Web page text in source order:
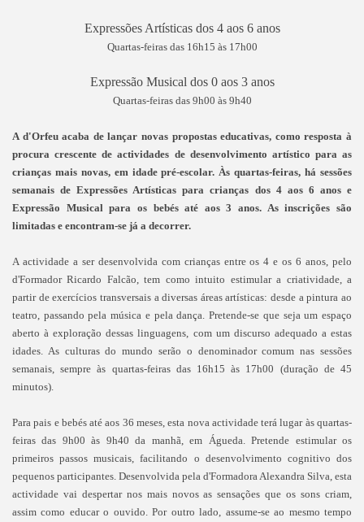
Expressões Artísticas dos 4 aos 6 anos
Quartas-feiras das 16h15 às 17h00
Expressão Musical dos 0 aos 3 anos
Quartas-feiras das 9h00 às 9h40
A d'Orfeu acaba de lançar novas propostas educativas, como resposta à
procura crescente de actividades de desenvolvimento artístico para as
crianças mais novas, em idade pré-escolar. Às quartas-feiras, há sessões
semanais de Expressões Artísticas para crianças dos 4 aos 6 anos e
Expressão Musical para os bebés até aos 3 anos. As inscrições são
limitadas e encontram-se já a decorrer.
A actividade a ser desenvolvida com crianças entre os 4 e os 6 anos, pelo
d'Formador Ricardo Falcão, tem como intuito estimular a criatividade, a
partir de exercícios transversais a diversas áreas artísticas: desde a pintura ao
teatro, passando pela música e pela dança. Pretende-se que seja um espaço
aberto à exploração dessas linguagens, com um discurso adequado a estas
idades. As culturas do mundo serão o denominador comum nas sessões
semanais, sempre às quartas-feiras das 16h15 às 17h00 (duração de 45
minutos).
Para pais e bebés até aos 36 meses, esta nova actividade terá lugar às quartas-
feiras das 9h00 às 9h40 da manhã, em Águeda. Pretende estimular os
primeiros passos musicais, facilitando o desenvolvimento cognitivo dos
pequenos participantes. Desenvolvida pela d'Formadora Alexandra Silva, esta
actividade vai despertar nos mais novos as sensações que os sons criam,
assim como educar o ouvido. Por outro lado, assume-se ao mesmo tempo